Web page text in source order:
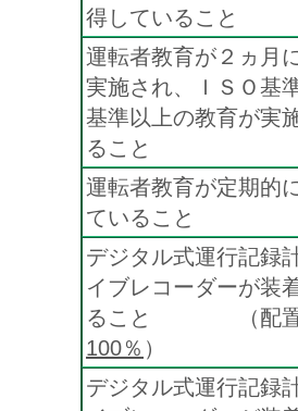
得していること
運転者教育が２ヵ月
実施され、ＩＳＯ基
基準以上の教育が実
ること
運転者教育が定期的
ていること
デジタル式運行記録
イブレコーダーが装
ること （配置
100％ ）
デジタル式運行記録